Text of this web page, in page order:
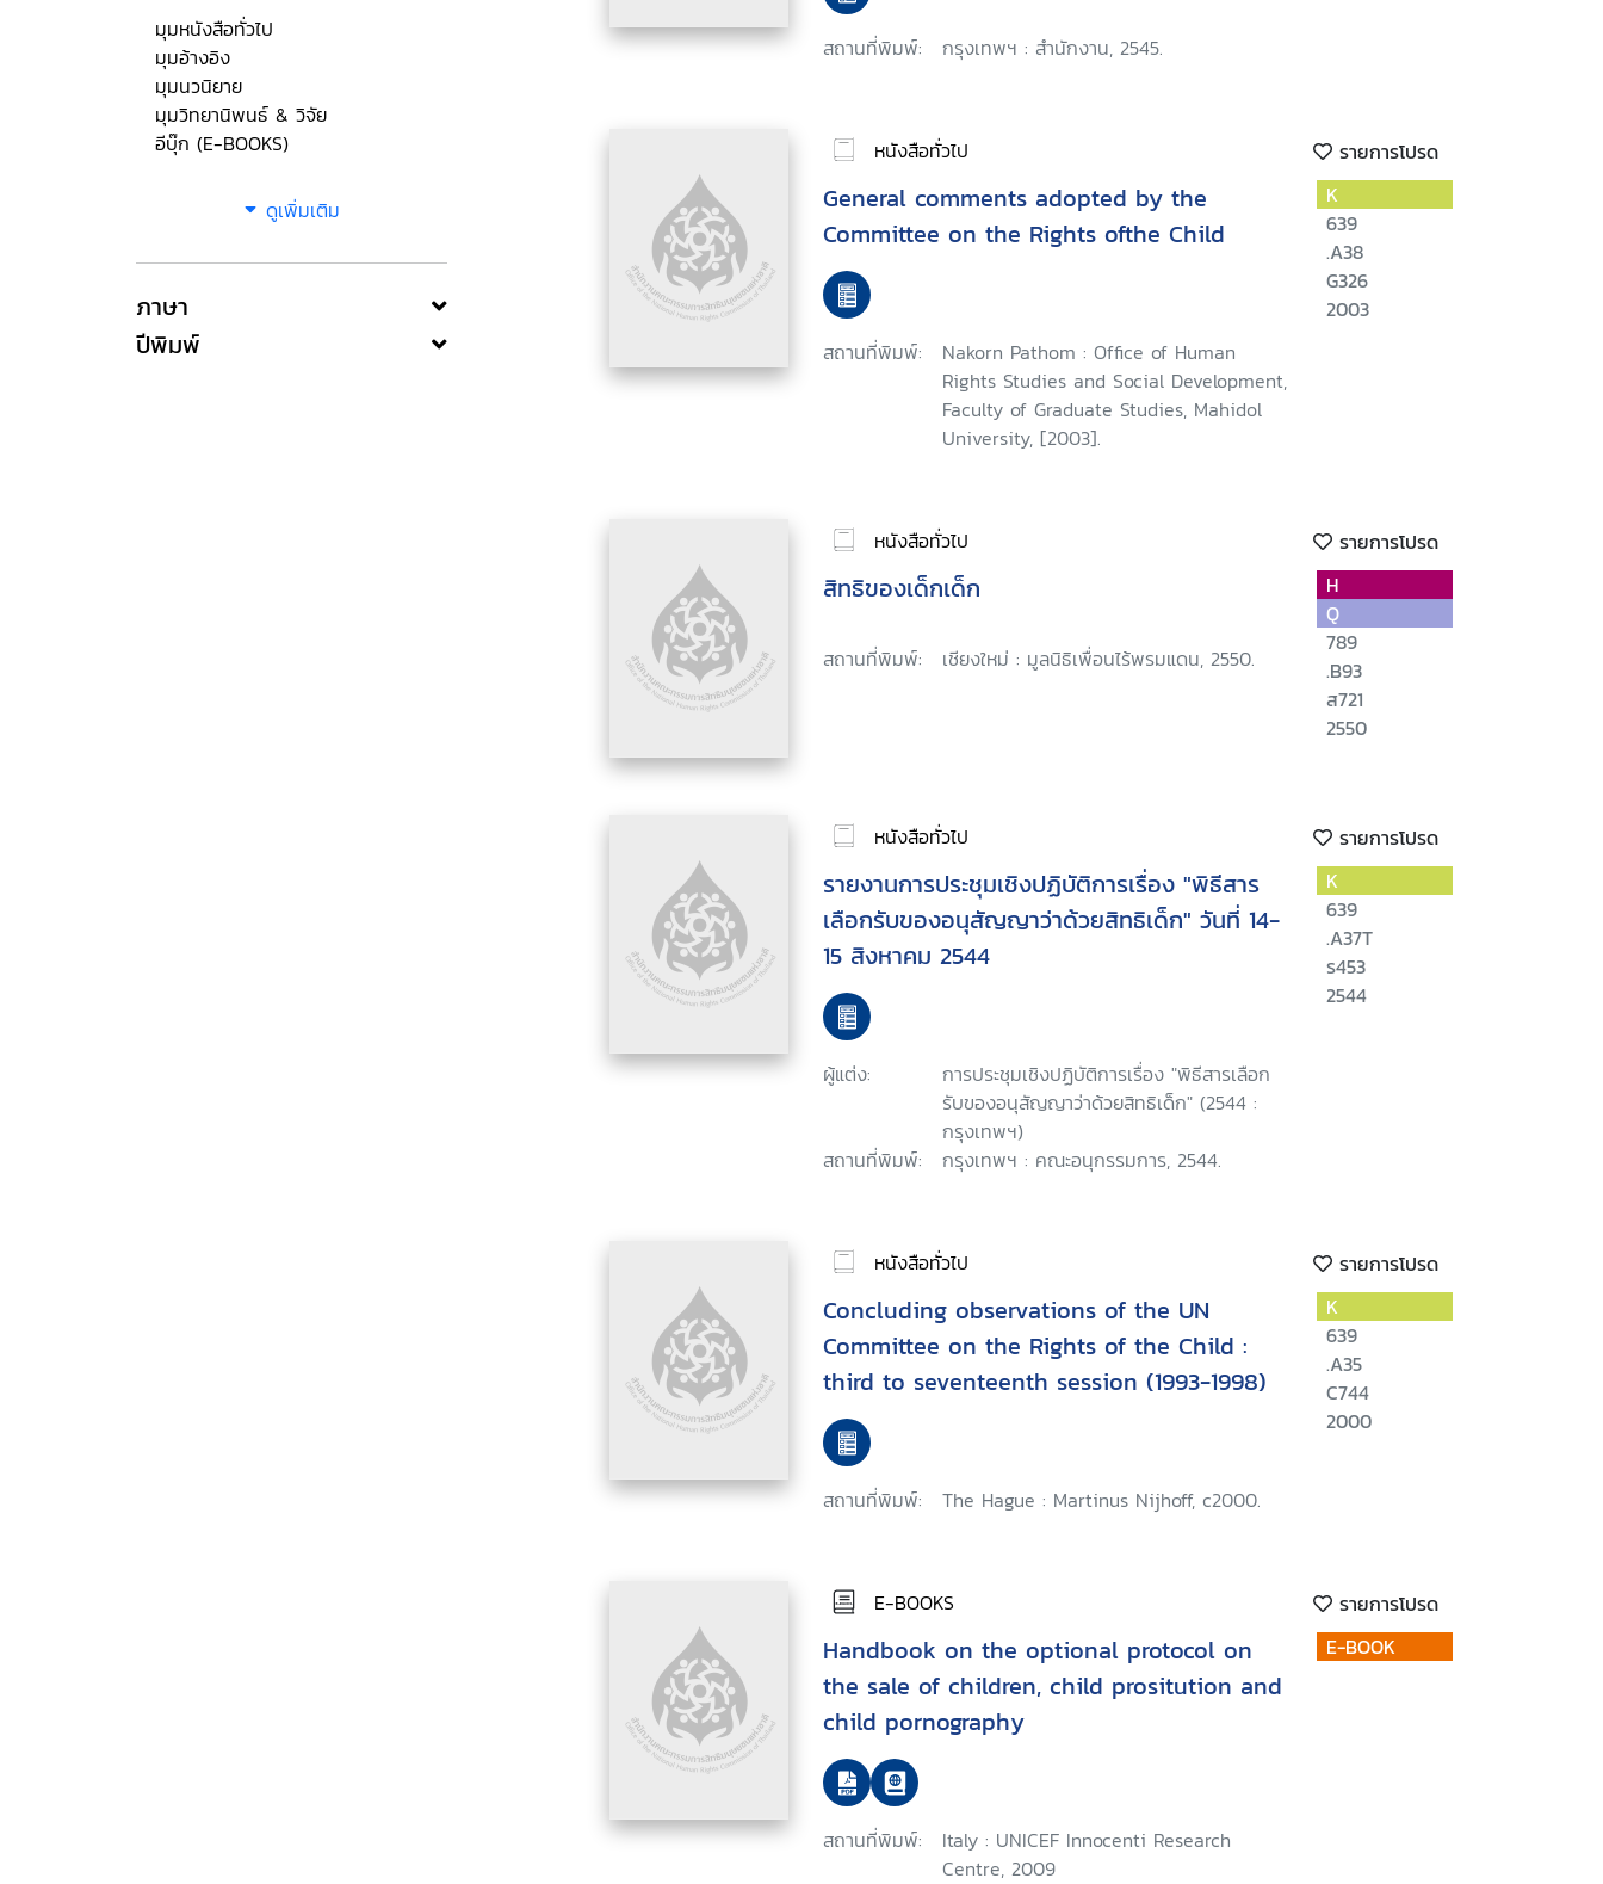
มุมหนังสือทั่วไป
มุมอ้างอิง
มุมนวนิยาย
มุมวิทยานิพนธ์ & วิจัย
อีบุ๊ก (E-BOOKS)
ดูเพิ่มเติม
ภาษา
ปีพิมพ์
สถานที่พิมพ์: กรุงเทพฯ : สำนักงาน, 2545.
หนังสือทั่วไป รายการโปรด
General comments adopted by the
Committee on the Rights ofthe Child
สถานที่พิมพ์:
Nakorn Pathom : Office of Human
Rights Studies and Social Development,
Faculty of Graduate Studies, Mahidol
University, [2003].
K
639
.A38
G326
2003
หนังสือทั่วไป รายการโปรด
สิทธิของเด็กเด็ก
สถานที่พิมพ์: เชียงใหม่ : มูลนิธิเพื่อนไร้พรมแดน, 2550.
H
Q
789
.B93
ส721
2550
หนังสือทั่วไป รายการโปรด
รายงานการประชุมเชิงปฏิบัติการเรื่อง "พิธีสาร
เลือกรับของอนุสัญญาว่าด้วยสิทธิเด็ก" วันที่ 14-
15 สิงหาคม 2544
ผู้แต่ง:
การประชุมเชิงปฏิบัติการเรื่อง "พิธีสารเลือก
รับของอนุสัญญาว่าด้วยสิทธิเด็ก" (2544 :
กรุงเทพฯ)
สถานที่พิมพ์:
กรุงเทพฯ : คณะอนุกรรมการ, 2544.
K
639
.A37T
ร453
2544
หนังสือทั่วไป รายการโปรด
Concluding observations of the UN
Committee on the Rights of the Child :
third to seventeenth session (1993-1998)
สถานที่พิมพ์: The Hague : Martinus Nijhoff, c2000.
K
639
.A35
C744
2000
E-BOOKS รายการโปรด
Handbook on the optional protocol on
the sale of children, child prositution and
child pornography
สถานที่พิมพ์:
Italy : UNICEF Innocenti Research
Centre, 2009
E-BOOK